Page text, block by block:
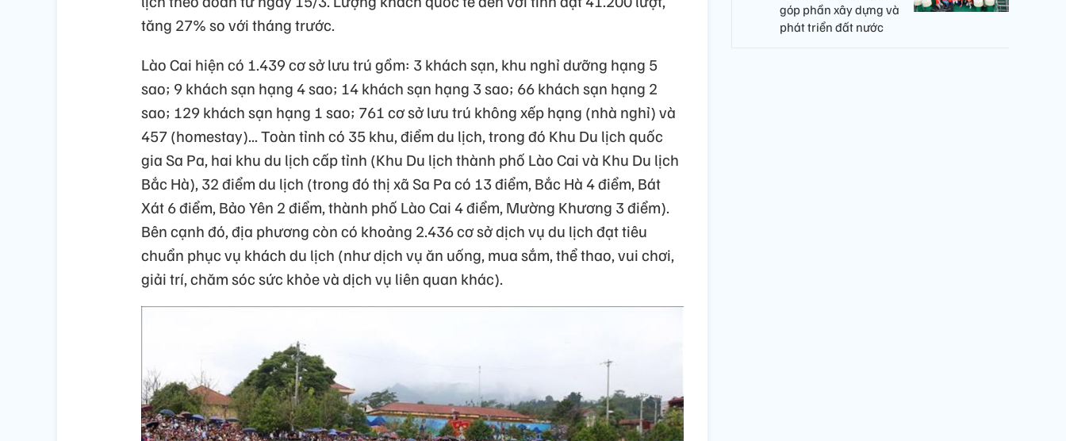
tăng 27% so với tháng trước.
Lào Cai hiện có 1.439 cơ sở lưu trú gồm: 3 khách sạn, khu nghỉ dưỡng hạng 5
sao; 9 khách sạn hạng 4 sao; 14 khách sạn hạng 3 sao; 66 khách sạn hạng 2
sao; 129 khách sạn hạng 1 sao; 761 cơ sở lưu trú không xếp hạng (nhà nghỉ) và
457 (homestay)... Toàn tỉnh có 35 khu, điểm du lịch, trong đó Khu Du lịch quốc
gia Sa Pa, hai khu du lịch cấp tỉnh (Khu Du lịch thành phố Lào Cai và Khu Du lịch
Bắc Hà), 32 điểm du lịch (trong đó thị xã Sa Pa có 13 điểm, Bắc Hà 4 điểm, Bát
Xát 6 điểm, Bảo Yên 2 điểm, thành phố Lào Cai 4 điểm, Mường Khương 3 điểm).
Bên cạnh đó, địa phương còn có khoảng 2.436 cơ sở dịch vụ du lịch đạt tiêu
chuẩn phục vụ khách du lịch (như dịch vụ ăn uống, mua sắm, thể thao, vui chơi,
giải trí, chăm sóc sức khỏe và dịch vụ liên quan khác).
góp phần xây dựng và
phát triển đất nước